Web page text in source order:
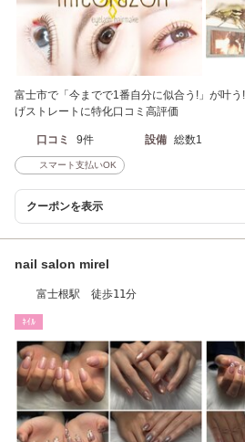
富士市で「今までで1番自分に似合う!」が叶
げストレートに特化口コミ高評価
口コミ 9件 設備 総数1
スマート支払いOK
クーポンを表示
nail salon mirel
富士根駅 徒歩11分
ﾈｲﾙ